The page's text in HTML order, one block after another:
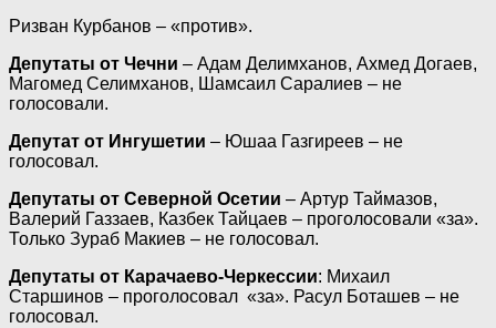
Ризван Курбанов – «против».
Депутаты от Чечни – Адам Делимханов, Ахмед Догаев,
Магомед Селимханов, Шамсаил Саралиев – не
голосовали.
Депутат от Ингушетии – Юшаа Газгиреев – не
голосовал.
Депутаты от Северной Осетии – Артур Таймазов,
Валерий Газзаев, Казбек Тайцаев – проголосовали «за».
Только Зураб Макиев – не голосовал.
Депутаты от Карачаево-Черкессии: Михаил
Старшинов – проголосовал «за». Расул Боташев – не
голосовал.